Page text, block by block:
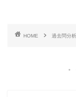
HOME 過去問分析